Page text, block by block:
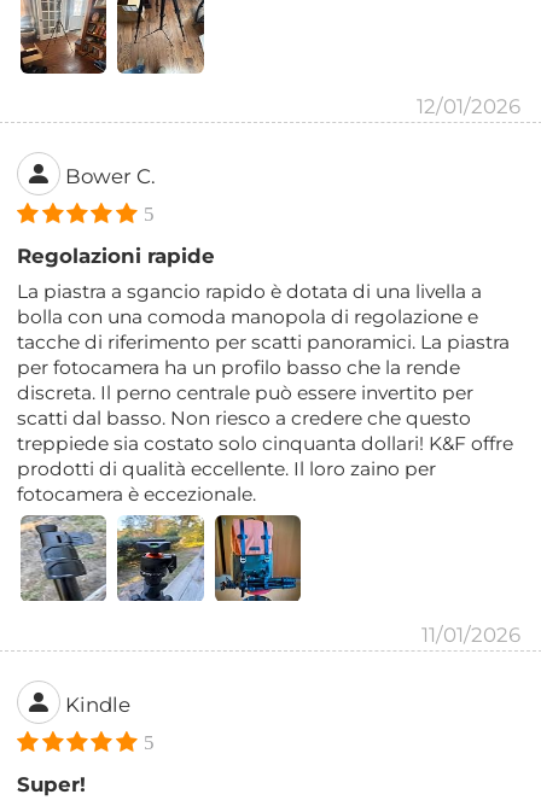
12/01/2026
Bower C.
5
Regolazioni rapide
La piastra a sgancio rapido è dotata di una livella a
bolla con una comoda manopola di regolazione e
tacche di riferimento per scatti panoramici. La piastra
per fotocamera ha un profilo basso che la rende
discreta. Il perno centrale può essere invertito per
scatti dal basso. Non riesco a credere che questo
treppiede sia costato solo cinquanta dollari! K&F offre
prodotti di qualità eccellente. Il loro zaino per
fotocamera è eccezionale.
11/01/2026
Kindle
5
Super!